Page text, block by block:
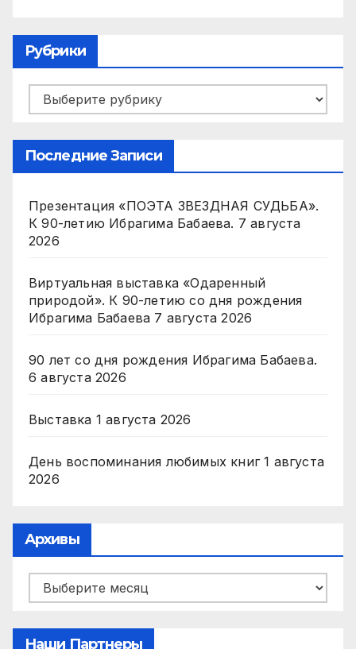
Рубрики
Рубрики
Последние Записи
Презентация «ПОЭТА ЗВЕЗДНАЯ СУДЬБА».
К 90-летию Ибрагима Бабаева. 7 августа
2026
Виртуальная выставка «Одаренный
природой». К 90-летию со дня рождения
Ибрагима Бабаева 7 августа 2026
90 лет со дня рождения Ибрагима Бабаева.
6 августа 2026
Выставка 1 августа 2026
День воспоминания любимых книг 1 августа
2026
Архивы
Архивы
Наши Партнеры